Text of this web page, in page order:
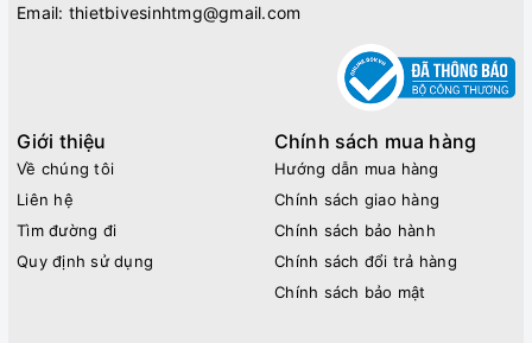
Email: thietbivesinhtmg@gmail.com
Giới thiệu
Về chúng tôi
Liên hệ
Tìm đường đi
Quy định sử dụng
Chính sách mua hàng
Hướng dẫn mua hàng
Chính sách giao hàng
Chính sách bảo hành
Chính sách đổi trả hàng
Chính sách bảo mật